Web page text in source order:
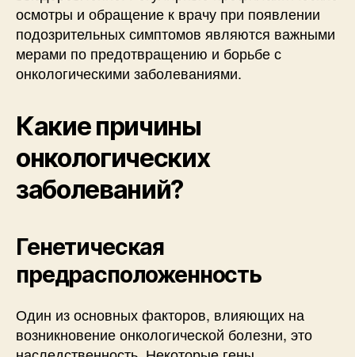
осмотры и обращение к врачу при появлении
подозрительных симптомов являются важными
мерами по предотвращению и борьбе с
онкологическими заболеваниями.
Какие причины
онкологических
заболеваний?
Генетическая
предрасположенность
Один из основных факторов, влияющих на
возникновение онкологической болезни, это